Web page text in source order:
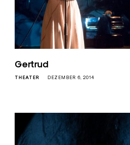
Gertrud
THEATER DEZEMBER 6, 2014